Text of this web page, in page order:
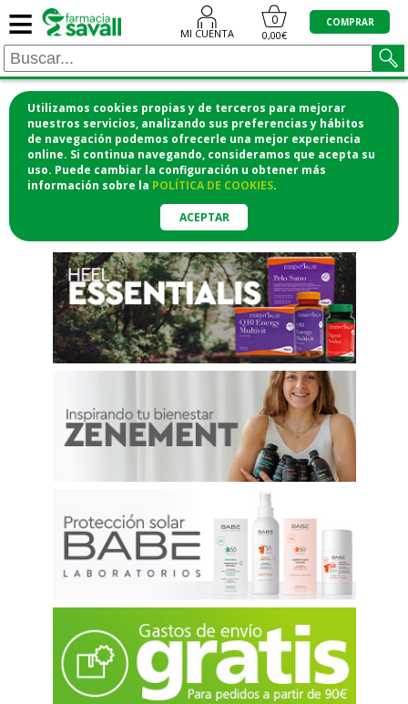
Utilizamos cookies propias y de terceros para mejorar
nuestros servicios, analizando sus preferencias y hábitos
de navegación podemos ofrecerle una mejor experiencia
online. Si continua navegando, consideramos que acepta su
uso. Puede cambiar la configuración u obtener más
información sobre la POLÍTICA DE COOKIES.
ACEPTAR
≡ MI CUENTA
0
0,00€
COMPRAR
¡COMPRA CÓMODAMENTE
DESDE CASA Y RECOGE EN LA
FARMACIA!o si lo prefieres te lo mandamos
a casa